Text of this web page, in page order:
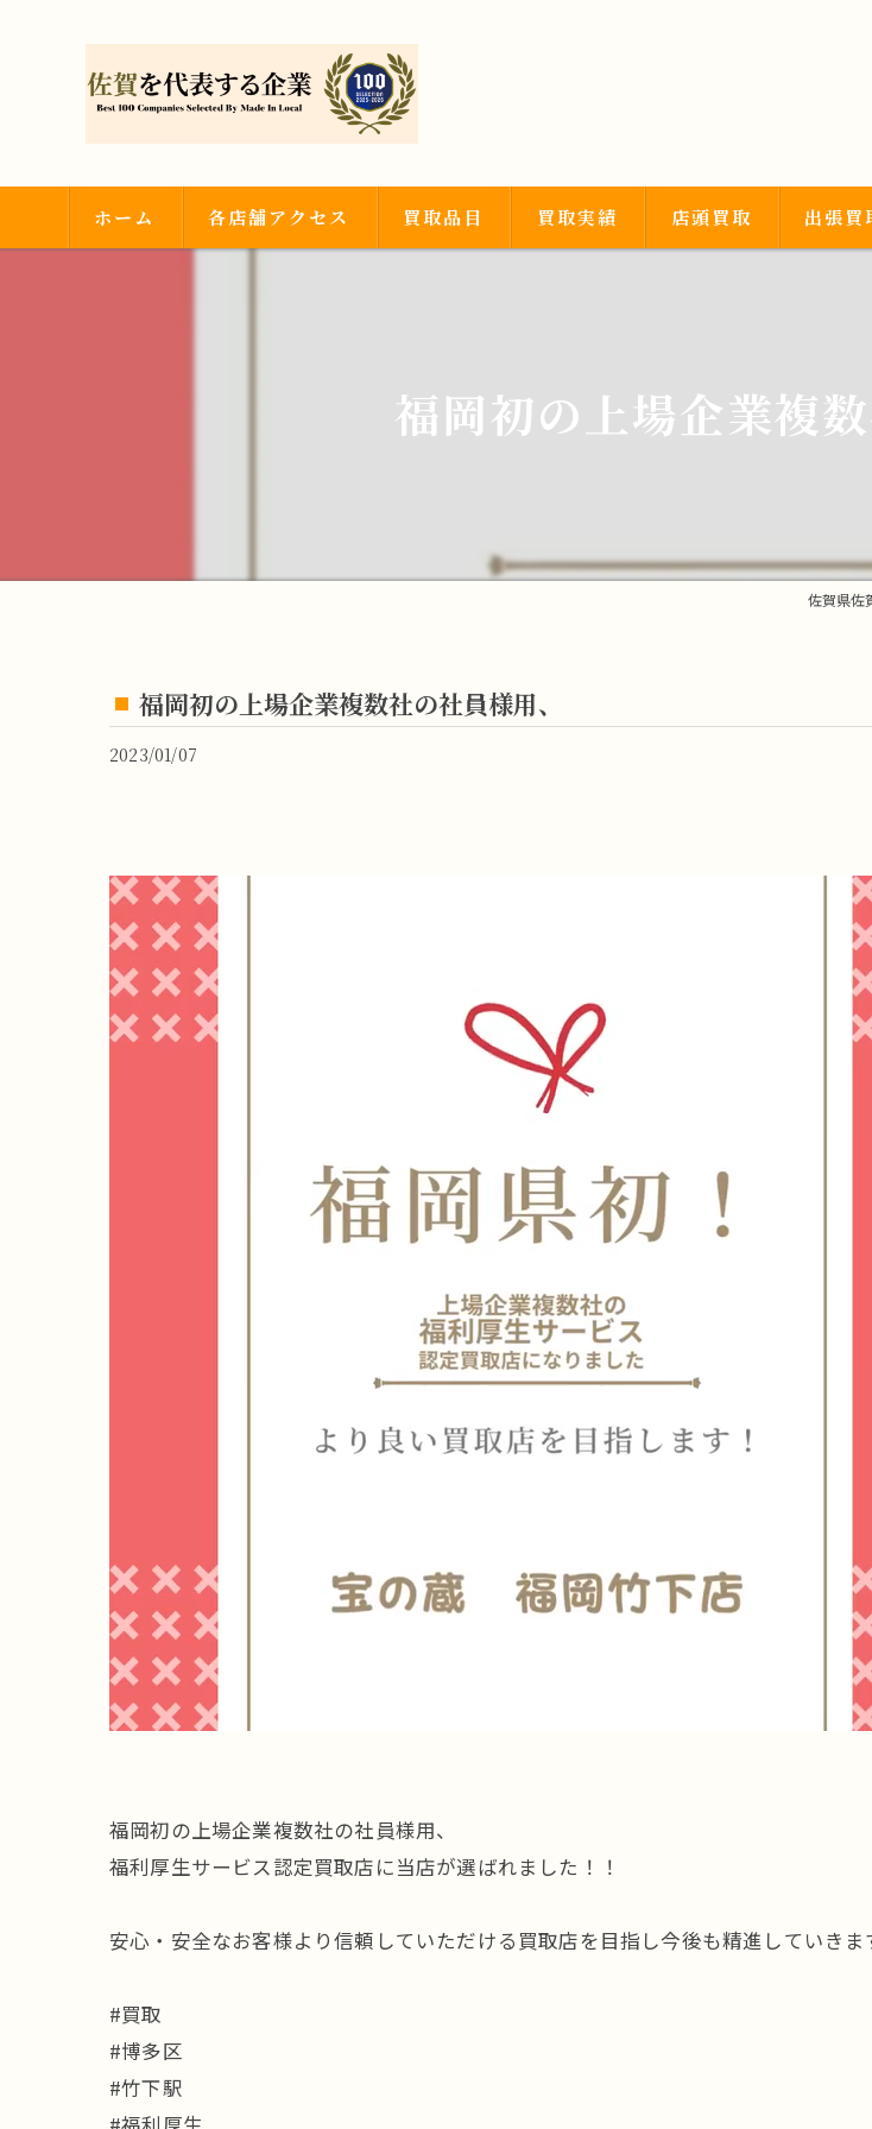
ホーム 各店舗アクセス 買取品目
時計・ブランド品
買取実績 店頭買取 出張買
福岡初の上場企業複数
佐賀県佐
福岡初の上場企業複数社の社員様用、
2023/01/07
福岡初の上場企業複数社の社員様用、
福利厚生サービス認定買取店に当店が選ばれました！！
安心・安全なお客様より信頼していただける買取店を目指し今後も精進していきま
#買取
#博多区
#竹下駅